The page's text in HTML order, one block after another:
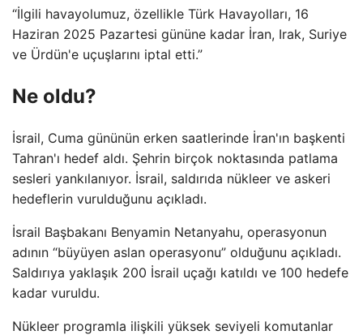
“İlgili havayolumuz, özellikle Türk Havayolları, 16
Haziran 2025 Pazartesi gününe kadar İran, Irak, Suriye
ve Ürdün'e uçuşlarını iptal etti.”
Ne oldu?
İsrail, Cuma gününün erken saatlerinde İran'ın başkenti
Tahran'ı hedef aldı. Şehrin birçok noktasında patlama
sesleri yankılanıyor. İsrail, saldırıda nükleer ve askeri
hedeflerin vurulduğunu açıkladı.
İsrail Başbakanı Benyamin Netanyahu, operasyonun
adının “büyüyen aslan operasyonu” olduğunu açıkladı.
Saldırıya yaklaşık 200 İsrail uçağı katıldı ve 100 hedefe
kadar vuruldu.
Nükleer programla ilişkili yüksek seviyeli komutanlar